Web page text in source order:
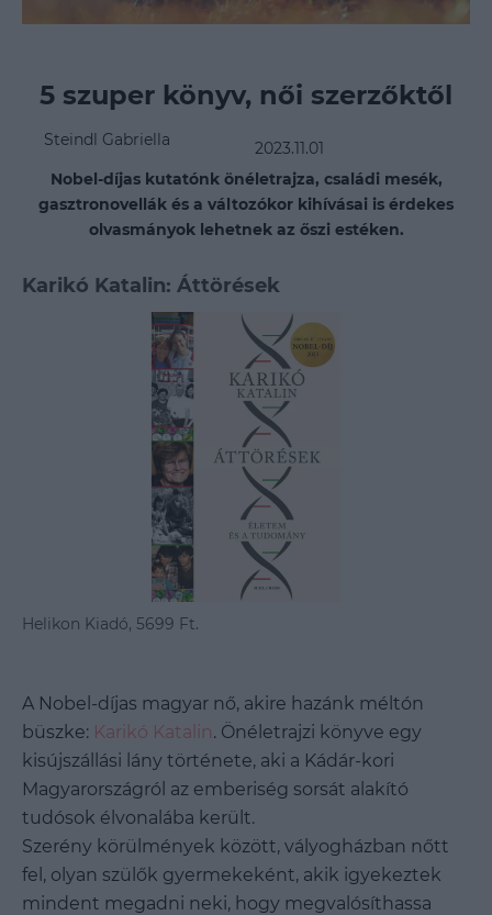
5 szuper könyv, női szerzőktől
Steindl Gabriella
2023.11.01
Nobel-díjas kutatónk önéletrajza, családi mesék,
gasztronovellák és a változókor kihívásai is érdekes
olvasmányok lehetnek az őszi estéken.
Karikó Katalin: Áttörések
Helikon Kiadó, 5699 Ft.
A Nobel-díjas magyar nő, akire hazánk méltón
büszke: Karikó Katalin. Önéletrajzi könyve egy
kisújszállási lány története, aki a Kádár-kori
Magyarországról az emberiség sorsát alakító
tudósok élvonalába került.
Szerény körülmények között, vályogházban nőtt
fel, olyan szülők gyermekeként, akik igyekeztek
mindent megadni neki, hogy megvalósíthassa